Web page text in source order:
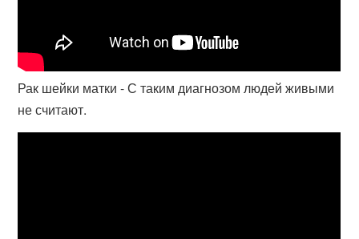
Рак шейки матки - С таким диагнозом людей живыми
не считают.